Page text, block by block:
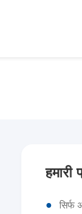
हमारी
● सिर्फ